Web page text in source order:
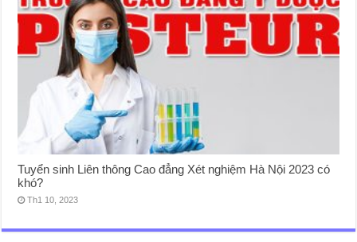
Tuyển sinh Liên thông Cao đẳng Xét nghiệm Hà Nội 2023 có
khó?
Th1 10, 2023